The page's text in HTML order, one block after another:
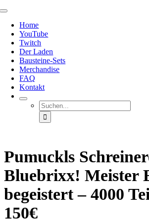
Zum
springen
Toggle
NavigationHome
YouTube
Twitch
Der Laden
Bausteine-Sets
Merchandise
FAQ
Kontakt
Suche
nach:
Pumuckls
Bluebrixx! Meister
begeistert – 4000
150€